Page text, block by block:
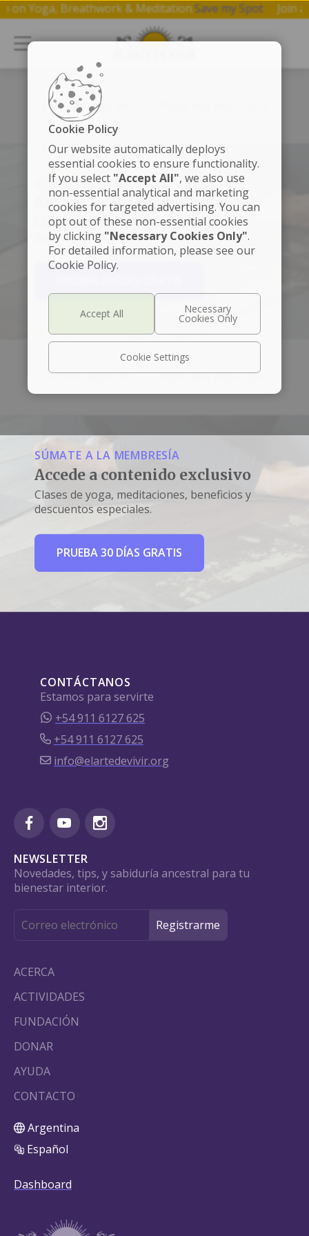
on Yoga, Breathwork & Meditation.Save my Spot
Left box align left
SÚMATE A LA MEMBRESÍA
Accede a contenido exclusivo
Clases de yoga, meditaciones, beneficios y
descuentos especiales.
Left box align left Right box align right
SÚMATE A LA MEMBRESÍA
Accede a contenido exclusivo
Clases de yoga, meditaciones, beneficios y
descuentos especiales.
PRUEBA 30 DÍAS GRATIS
CONTÁCTANOS
Estamos para servirte
+54 911 6127 625
+54 911 6127 625
info@elartedevivir.org
NEWSLETTER
Novedades, tips, y sabiduría ancestral para tu
bienestar interior.
ACERCA
ACTIVIDADES
FUNDACIÓN
DONAR
AYUDA
CONTACTO
Argentina
Español
Dashboard
Cookie Policy
Our website automatically deploys
essential cookies to ensure functionality.
If you select "Accept All", we also use
non-essential analytical and marketing
cookies for targeted advertising. You can
opt out of these non-essential cookies
by clicking "Necessary Cookies Only".
For detailed information, please see our
Cookie Policy.
Cookie Settings